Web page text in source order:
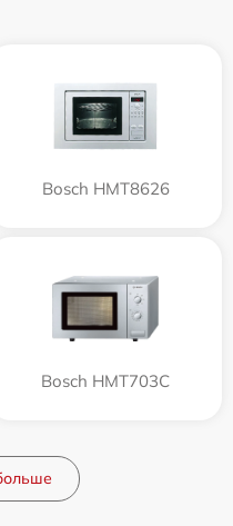
Bosch HMT8626
Bosch HMT703C